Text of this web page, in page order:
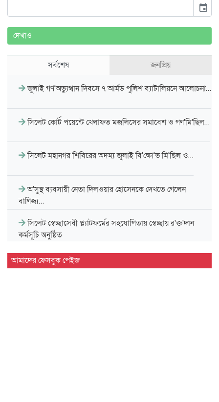
event
দেখাও
সর্বশেষ জনপ্রিয়
জুলাই গণ'অভ্যুত্থান দিবসে ৭ আর্মড পুলিশ ব্যাটালিয়নে আলোচনা…
সিলেট কোর্ট পয়েন্টে খেলাফত মজলিসের সমাবেশ ও গণ'মি'ছিল…
সিলেট মহানগর শিবিরের অদম্য জুলাই বি'ক্ষো'ভ মি'ছিল ও…
অ'সুস্থ ব্যবসায়ী নেতা দিলওয়ার হোসেনকে দেখতে গেলেন
বাণিজ্য…
সিলেট স্বেচ্ছাসেবী প্ল্যাটফর্মের সহযোগিতায় স্বেচ্ছায় র'ক্ত'দান
কর্মসূচি অনুষ্ঠিত
জুলাই গণঅভ্যুত্থানের প্রত্যাশা পূরণে জাতীয় ঐক্যকে সুসংহত
করার…
আমাদের ফেসবুক পেইজ